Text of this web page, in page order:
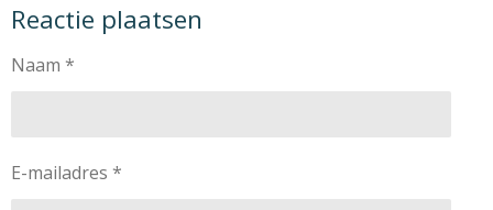
e
n
l
r
e
e
n
Reactie plaatsen
Naam *
E-mailadres *